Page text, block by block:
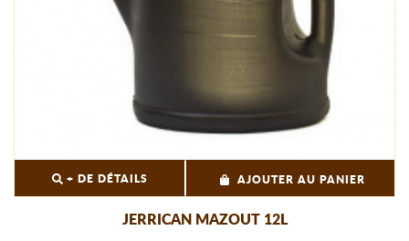
+ DE DÉTAILS AJOUTER AU PANIER
JERRICAN MAZOUT 12L